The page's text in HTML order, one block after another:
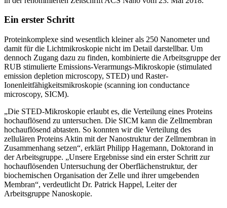
Ein erster Schritt
Proteinkomplexe sind wesentlich kleiner als 250 Nanometer und
damit für die Lichtmikroskopie nicht im Detail darstellbar. Um
dennoch Zugang dazu zu finden, kombinierte die Arbeitsgruppe der
RUB stimulierte Emissions-Verarmungs-Mikroskopie (stimulated
emission depletion microscopy, STED) und Raster-
Ionenleitfähigkeitsmikroskopie (scanning ion conductance
microscopy, SICM).
„Die STED-Mikroskopie erlaubt es, die Verteilung eines Proteins
hochauflösend zu untersuchen. Die SICM kann die Zellmembran
hochauflösend abtasten. So konnten wir die Verteilung des
zellulären Proteins Aktin mit der Nanostruktur der Zellmembran in
Zusammenhang setzen“, erklärt Philipp Hagemann, Doktorand in
der Arbeitsgruppe. „Unsere Ergebnisse sind ein erster Schritt zur
hochauflösenden Untersuchung der Oberflächenstruktur, der
biochemischen Organisation der Zelle und ihrer umgebenden
Membran“, verdeutlicht Dr. Patrick Happel, Leiter der
Arbeitsgruppe Nanoskopie.